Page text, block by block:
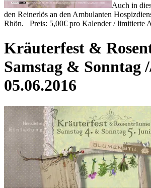
Auch in
den Reinerlös an den Ambulanten
Rhön. Preis: 5,00€ pro Kalender / limitierte
Kräuterfest &
Samstag & Sonntag
05.06.2016